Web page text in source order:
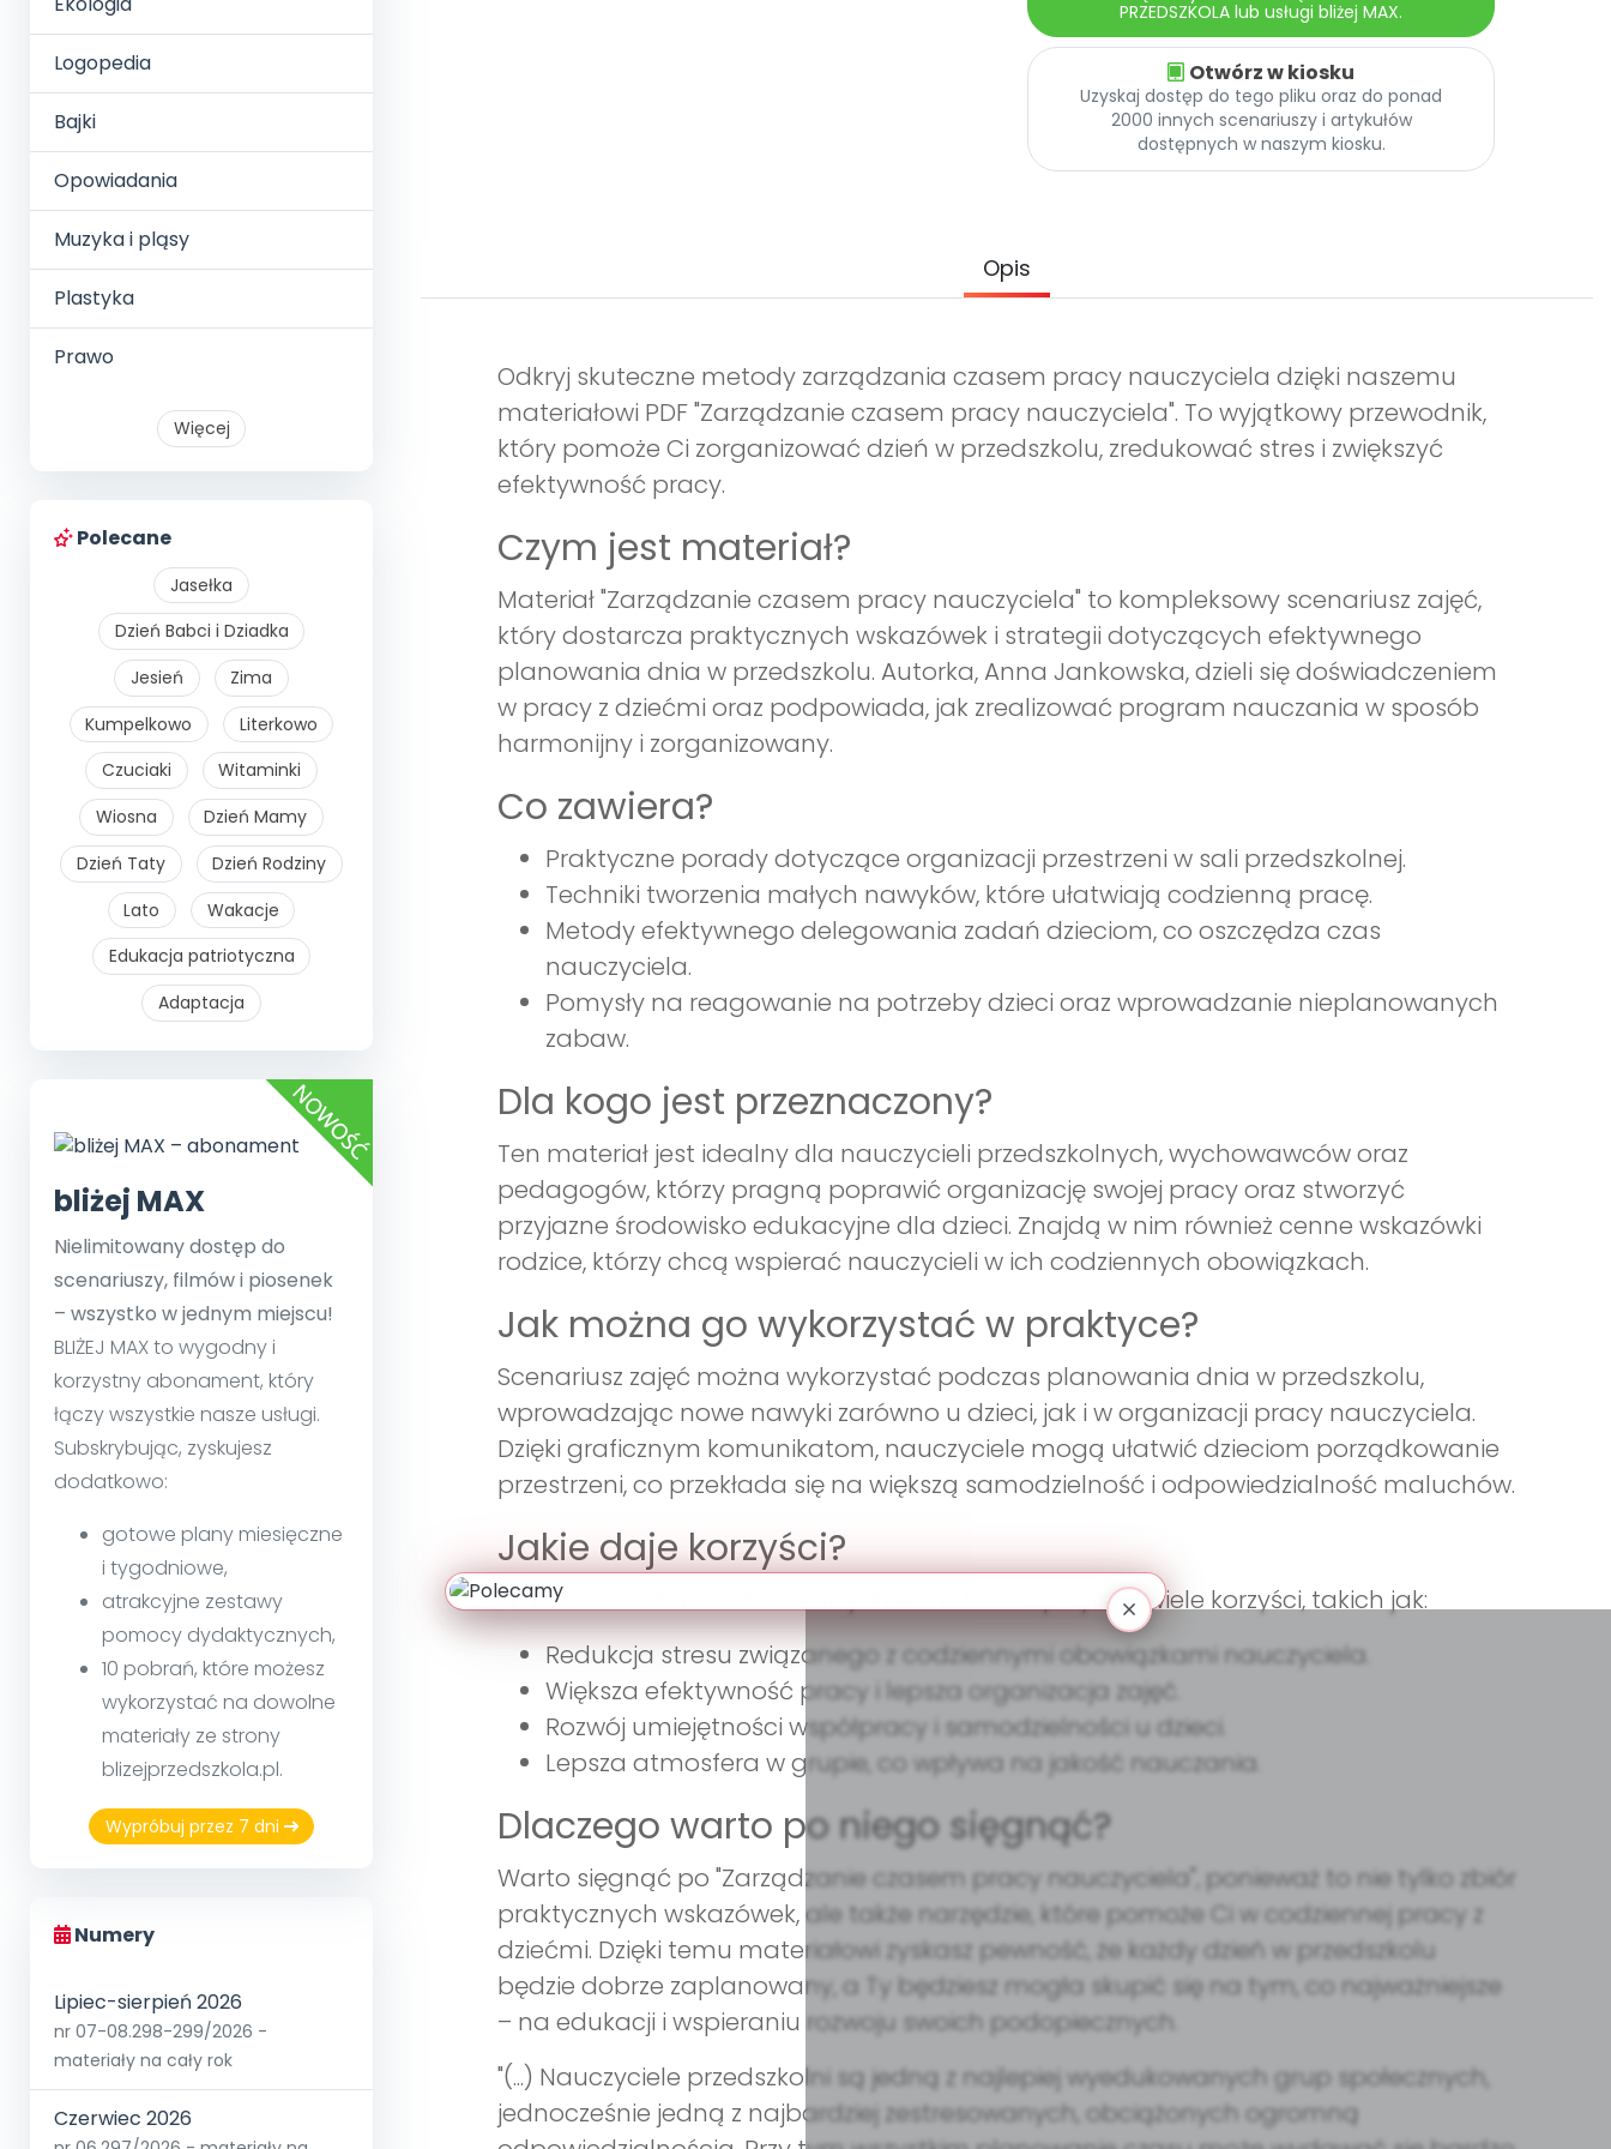
Logopedia
Bajki
Opowiadania
Muzyka i pląsy
Plastyka
Prawo
Więcej
Polecane
Jasełka
Dzień Babci i Dziadka
Jesień
Zima
Kumpelkowo
Literkowo
Czuciaki
Witaminki
Wiosna
Dzień Mamy
Dzień Taty
Dzień Rodziny
Lato
Wakacje
Edukacja patriotyczna
Adaptacja
bliżej MAX
Nielimitowany dostęp do
scenariuszy, filmów i piosenek
– wszystko w jednym miejscu!
BLIŻEJ MAX to wygodny i
korzystny abonament, który
łączy wszystkie nasze usługi.
Subskrybując, zyskujesz
dodatkowo:
gotowe plany miesięczne
i tygodniowe,
atrakcyjne zestawy
pomocy dydaktycznych,
10 pobrań, które możesz
wykorzystać na dowolne
materiały ze strony
blizejprzedszkola.pl.
Wypróbuj przez 7 dni
Numery
Lipiec-sierpień 2026
nr 07-08.298-299/2026 -
materiały na cały rok
Czerwiec 2026
PRZEDSZKOLA lub usługi bliżej MAX.
Otwórz w kiosku
Uzyskaj dostęp do tego pliku oraz do ponad
2000 innych scenariuszy i artykułów
dostępnych w naszym kiosku.
Opis
Odkryj skuteczne metody zarządzania czasem pracy nauczyciela dzięki naszemu
materiałowi PDF "Zarządzanie czasem pracy nauczyciela". To wyjątkowy przewodnik,
który pomoże Ci zorganizować dzień w przedszkolu, zredukować stres i zwiększyć
efektywność pracy.
Czym jest materiał?
Materiał "Zarządzanie czasem pracy nauczyciela" to kompleksowy scenariusz zajęć,
który dostarcza praktycznych wskazówek i strategii dotyczących efektywnego
planowania dnia w przedszkolu. Autorka, Anna Jankowska, dzieli się doświadczeniem
w pracy z dziećmi oraz podpowiada, jak zrealizować program nauczania w sposób
harmonijny i zorganizowany.
Co zawiera?
Praktyczne porady dotyczące organizacji przestrzeni w sali przedszkolnej.
Techniki tworzenia małych nawyków, które ułatwiają codzienną pracę.
Metody efektywnego delegowania zadań dzieciom, co oszczędza czas
nauczyciela.
Pomysły na reagowanie na potrzeby dzieci oraz wprowadzanie nieplanowanych
zabaw.
Dla kogo jest przeznaczony?
Ten materiał jest idealny dla nauczycieli przedszkolnych, wychowawców oraz
pedagogów, którzy pragną poprawić organizację swojej pracy oraz stworzyć
przyjazne środowisko edukacyjne dla dzieci. Znajdą w nim również cenne wskazówki
rodzice, którzy chcą wspierać nauczycieli w ich codziennych obowiązkach.
Jak można go wykorzystać w praktyce?
Scenariusz zajęć można wykorzystać podczas planowania dnia w przedszkolu,
wprowadzając nowe nawyki zarówno u dzieci, jak i w organizacji pracy nauczyciela.
Dzięki graficznym komunikatom, nauczyciele mogą ułatwić dzieciom porządkowanie
przestrzeni, co przekłada się na większą samodzielność i odpowiedzialność maluchów.
Jakie daje korzyści?
Wdrożenie wskazówek zawartych w materiale przynosi wiele korzyści, takich jak:
Redukcja stresu związanego z codziennymi obowiązkami nauczyciela.
Większa efektywność pracy i lepsza organizacja zajęć.
Rozwój umiejętności współpracy i samodzielności u dzieci.
Lepsza atmosfera w grupie, co wpływa na jakość nauczania.
Dlaczego warto po niego sięgnąć?
Warto sięgnąć po "Zarządzanie czasem pracy nauczyciela", ponieważ to nie tylko zbiór
praktycznych wskazówek, ale także narzędzie, które pomoże Ci w codziennej pracy z
dziećmi. Dzięki temu materiałowi zyskasz pewność, że każdy dzień w przedszkolu
będzie dobrze zaplanowany, a Ty będziesz mogła skupić się na tym, co najważniejsze
– na edukacji i wspieraniu rozwoju swoich podopiecznych.
"(...) Nauczyciele przedszkolni są jedną z najlepiej wyedukowanych grup społecznych,
jednocześnie jedną z najbardziej zestresowanych, obciążonych ogromną